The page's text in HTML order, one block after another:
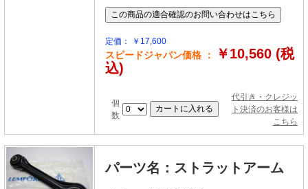
定価： ￥17,600
スピードジャパン価格 ：
￥10,560 (税
込)
個
数
代引き・クレジッ
ト決済のお客様は
こちら
パーツ名：ストラットアーム